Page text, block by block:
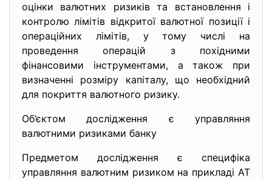
оцінки валютних ризиків та встановлення і
контролю лімітів відкритої валютної позиції і
операційних лімітів, у тому числі на
проведення операцій з похідними
фінансовими інструментами, а також при
визначенні розміру капіталу, що необхідний
для покриття валютного ризику.
Об’єктом дослідження є управляння
валютними ризиками банку
Предметом дослідження є специфіка
управляння валютним ризиком на прикладі АТ